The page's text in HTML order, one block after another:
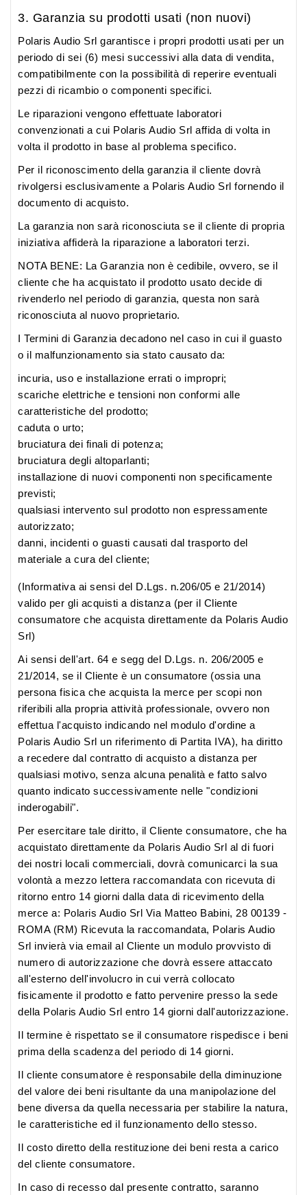
3. Garanzia su prodotti usati (non nuovi)
Polaris Audio Srl garantisce i propri prodotti usati per un
periodo di sei (6) mesi successivi alla data di vendita,
compatibilmente con la possibilità di reperire eventuali
pezzi di ricambio o componenti specifici.
Le riparazioni vengono effettuate laboratori
convenzionati a cui Polaris Audio Srl affida di volta in
volta il prodotto in base al problema specifico.
Per il riconoscimento della garanzia il cliente dovrà
rivolgersi esclusivamente a Polaris Audio Srl fornendo il
documento di acquisto.
La garanzia non sarà riconosciuta se il cliente di propria
iniziativa affiderà la riparazione a laboratori terzi.
NOTA BENE: La Garanzia non è cedibile, ovvero, se il
cliente che ha acquistato il prodotto usato decide di
rivenderlo nel periodo di garanzia, questa non sarà
riconosciuta al nuovo proprietario.
I Termini di Garanzia decadono nel caso in cui il guasto
o il malfunzionamento sia stato causato da:
incuria, uso e installazione errati o impropri;
scariche elettriche e tensioni non conformi alle
caratteristiche del prodotto;
caduta o urto;
bruciatura dei finali di potenza;
bruciatura degli altoparlanti;
installazione di nuovi componenti non specificamente
previsti;
qualsiasi intervento sul prodotto non espressamente
autorizzato;
danni, incidenti o guasti causati dal trasporto del
materiale a cura del cliente;
(Informativa ai sensi del D.Lgs. n.206/05 e 21/2014)
valido per gli acquisti a distanza (per il Cliente
consumatore che acquista direttamente da Polaris Audio
Srl)
Ai sensi dell'art. 64 e segg del D.Lgs. n. 206/2005 e
21/2014, se il Cliente è un consumatore (ossia una
persona fisica che acquista la merce per scopi non
riferibili alla propria attività professionale, ovvero non
effettua l'acquisto indicando nel modulo d'ordine a
Polaris Audio Srl un riferimento di Partita IVA), ha diritto
a recedere dal contratto di acquisto a distanza per
qualsiasi motivo, senza alcuna penalità e fatto salvo
quanto indicato successivamente nelle "condizioni
inderogabili".
Per esercitare tale diritto, il Cliente consumatore, che ha
acquistato direttamente da Polaris Audio Srl al di fuori
dei nostri locali commerciali, dovrà comunicarci la sua
volontà a mezzo lettera raccomandata con ricevuta di
ritorno entro 14 giorni dalla data di ricevimento della
merce a: Polaris Audio Srl Via Matteo Babini, 28 00139 -
ROMA (RM) Ricevuta la raccomandata, Polaris Audio
Srl invierà via email al Cliente un modulo provvisto di
numero di autorizzazione che dovrà essere attaccato
all'esterno dell'involucro in cui verrà collocato
fisicamente il prodotto e fatto pervenire presso la sede
della Polaris Audio Srl entro 14 giorni dall'autorizzazione.
Il termine è rispettato se il consumatore rispedisce i beni
prima della scadenza del periodo di 14 giorni.
Il cliente consumatore è responsabile della diminuzione
del valore dei beni risultante da una manipolazione del
bene diversa da quella necessaria per stabilire la natura,
le caratteristiche ed il funzionamento dello stesso.
Il costo diretto della restituzione dei beni resta a carico
del cliente consumatore.
In caso di recesso dal presente contratto, saranno